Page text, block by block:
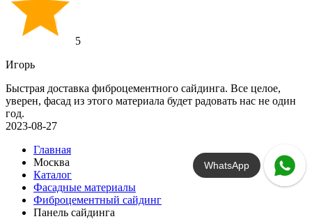
5
Игорь
Быстрая доставка фиброцементного сайдинга. Все целое,
уверен, фасад из этого материала будет радовать нас не один
год.
2023-08-27
Главная
Москва
Каталог
Фасадные материалы
Фиброцементный сайдинг
Панель сайдинга
WhatsApp